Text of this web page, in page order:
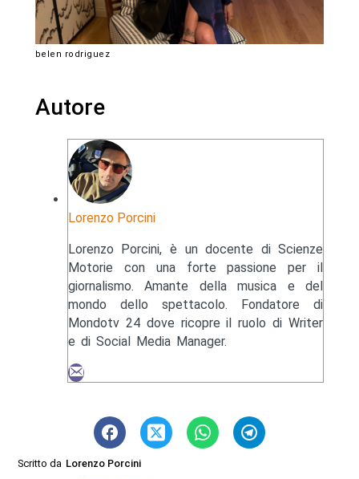
belen rodriguez
Autore
Lorenzo Porcini
Lorenzo Porcini, è un docente di Scienze
Motorie con una forte passione per il
giornalismo. Amante della musica e del
mondo dello spettacolo. Fondatore di
Mondotv 24 dove ricopre il ruolo di Writer
e di Social Media Manager.
Scritto da Lorenzo Porcini